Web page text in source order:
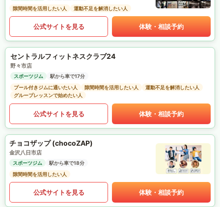
隙間時間を活用したい人
運動不足を解消したい人
公式サイトを見る 体験・相談予約
セントラルフィットネスクラブ24
野々市店
スポーツジム
駅から車で17分
プール付きジムに通いたい人
隙間時間を活用したい人
運動不足を解消したい人
グループレッスンで始めたい人
公式サイトを見る 体験・相談予約
チョコザップ (chocoZAP)
金沢八日市店
スポーツジム
駅から車で18分
隙間時間を活用したい人
公式サイトを見る 体験・相談予約